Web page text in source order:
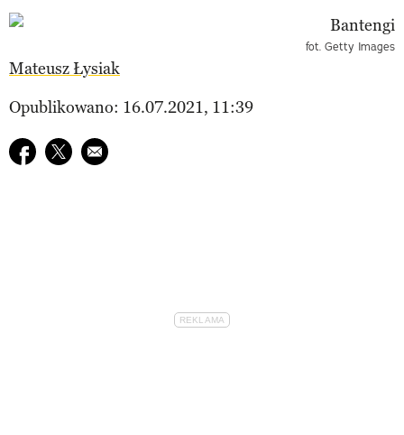
fot. Getty Images
Mateusz Łysiak
Opublikowano: 16.07.2021, 11:39
Udostępnij na facebook
Udostępnij na twitter
E-mail do przyjaciela